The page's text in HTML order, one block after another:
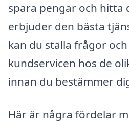
spara pengar och hitta
erbjuder den bästa
kan du ställa frågor
kundservicen hos de
innan du bestämmer
Här är några fördelar